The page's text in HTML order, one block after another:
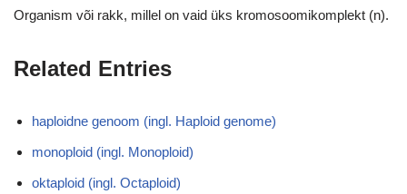
Organism või rakk, millel on vaid üks kromosoomikomplekt (n).
Related Entries
haploidne genoom (ingl. Haploid genome)
monoploid (ingl. Monoploid)
oktaploid (ingl. Octaploid)